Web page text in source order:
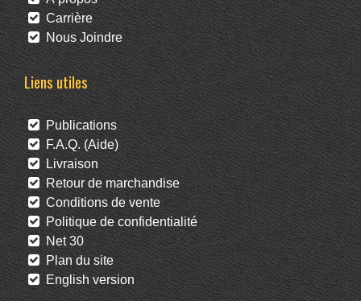
Carrière
Nous Joindre
Liens utiles
Publications
F.A.Q. (Aide)
Livraison
Retour de marchandise
Conditions de vente
Politique de confidentialité
Net 30
Plan du site
English version